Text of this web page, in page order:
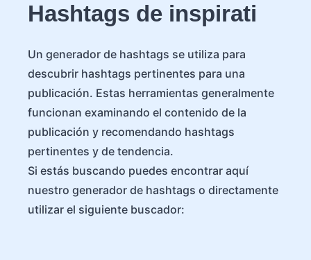
Hashtags de inspirati
Un generador de hashtags se utiliza para
descubrir hashtags pertinentes para una
publicación. Estas herramientas generalmente
funcionan examinando el contenido de la
publicación y recomendando hashtags
pertinentes y de tendencia.
Si estás buscando puedes encontrar aquí
nuestro generador de hashtags o directamente
utilizar el siguiente buscador: